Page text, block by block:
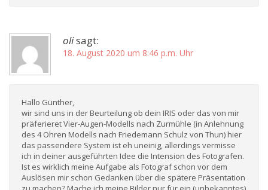
olisagt:
18. August 2020 um 8:46 p.m. Uhr
Hallo Günther,
wir sind uns in der Beurteilung ob dein IRIS oder das von mir
präferieret Vier-Augen-Modells nach Zurmühle (in Anlehnung
des 4 Ohren Modells nach Friedemann Schulz von Thun) hier
das passendere System ist eh uneinig, allerdings vermisse
ich in deiner ausgeführten Idee die Intension des Fotografen.
Ist es wirklich meine Aufgabe als Fotograf schon vor dem
Auslösen mir schon Gedanken über die spätere Präsentation